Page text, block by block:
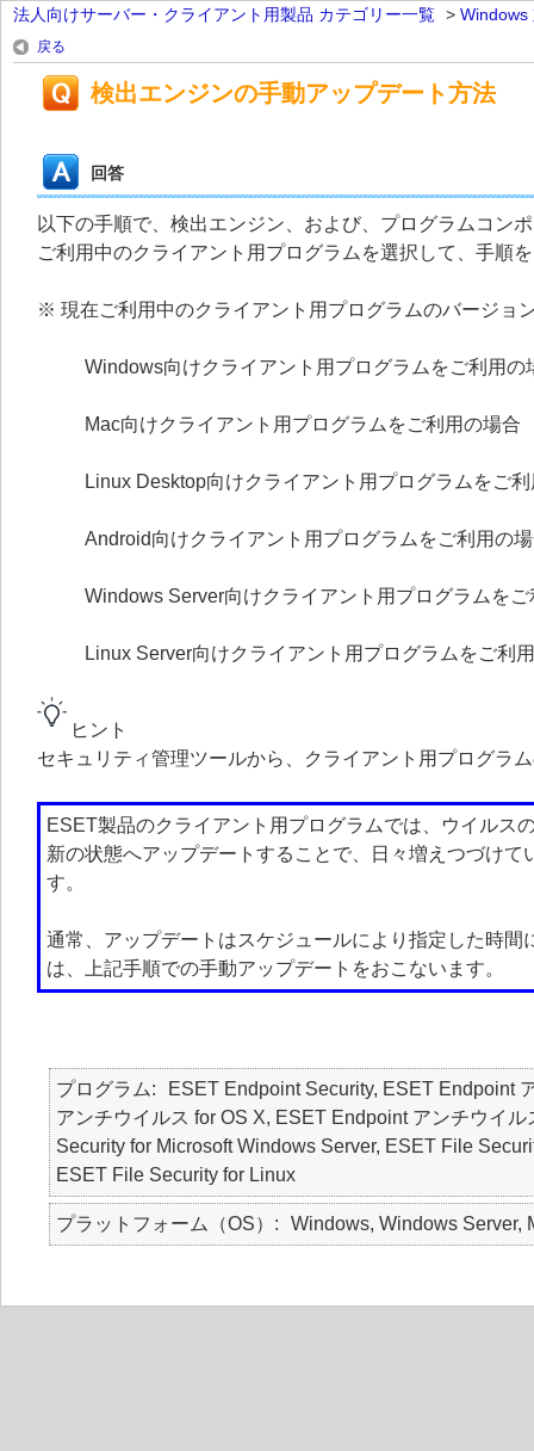
法人向けサーバー・クライアント用製品 カテゴリー一覧 > Windows
戻る
検出エンジンの手動アップデート方法
回答
以下の手順で、検出エンジン、および、プログラムコン
ご利用中のクライアント用プログラムを選択して、手順
※ 現在ご利用中のクライアント用プログラムのバージョ
Windows向けクライアント用プログラムをご利用の
Mac向けクライアント用プログラムをご利用の場合
Linux Desktop向けクライアント用プログラムをご
Android向けクライアント用プログラムをご利用の
Windows Server向けクライアント用プログラムを
Linux Server向けクライアント用プログラムをご利
ヒント
セキュリティ管理ツールから、クライアント用プログラ
ESET製品のクライアント用プログラムでは、ウイルス
新の状態へアップデートすることで、日々増えつづけ
す。
通常、アップデートはスケジュールにより指定した時
は、上記手順での手動アップデートをおこないます。
プログラム
ESET Endpoint Security, ESET Endpoint
アンチウイルス for OS X, ESET Endpoint アンチウイ
Security for Microsoft Windows Server, ESET File
ESET File Security for Linux
プラットフォーム（OS） Windows, Windows Server,